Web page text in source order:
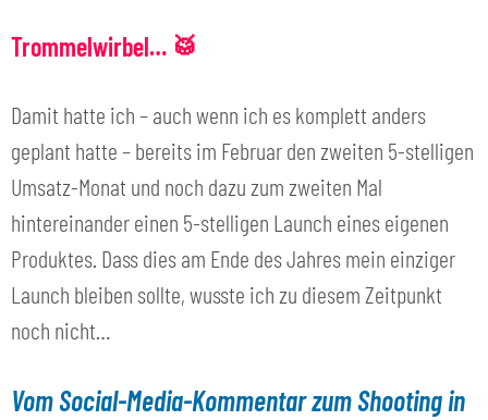
Trommelwirbel… 🥁
Damit hatte ich – auch wenn ich es komplett anders
geplant hatte – bereits im Februar den zweiten 5-stelligen
Umsatz-Monat und noch dazu zum zweiten Mal
hintereinander einen 5-stelligen Launch eines eigenen
Produktes. Dass dies am Ende des Jahres mein einziger
Launch bleiben sollte, wusste ich zu diesem Zeitpunkt
noch nicht…
Vom Social-Media-Kommentar zum Shooting in